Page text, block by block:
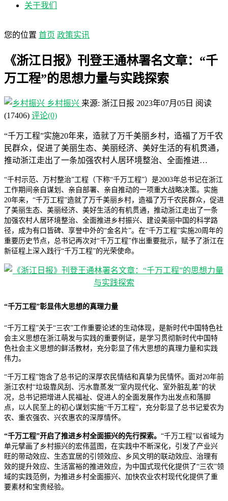
关于我们
您的位置 首页 政策实讯
《浙江日报》刊登王通林署名文章：“千
万工程”的思想力量与实践探索
乡村振兴 来源: 浙江日报 2023年07月05日 阅读
(17406) 评论(0)
“千万工程”实施20年来，造就了万千美丽乡村，造福了万千农
民群众，促进了美丽生态、美丽经济、美好生活的有机贯通，
推动浙江走出了一条加强农村人居环境整治、全面推进…
“千村示范、万村整治”工程（下称“千万工程”）是2003年总书记在浙江
工作期间亲自谋划、亲自部署、亲自推动的一项重大战略决策。实施
20年来，“千万工程”造就了万千美丽乡村，造福了万千农民群众，促进
了美丽生态、美丽经济、美好生活的有机贯通，推动浙江走出了一条
加强农村人居环境整治、全面推进乡村振兴、建设美丽中国的科学路
径，成为有口皆碑、享誉中外的“金名片”。在“千万工程”实施20周年的
重要历史节点，总书记再次对“千万工程”作出重要批示，赋予了浙江在
新征程上深入践行“千万工程”的光荣使命。
“千万工程”彰显伟大思想的真理力量
“千万工程”关于“三农”工作重要论述的生动体现，是新时代中国特色社
会主义思想在浙江萌发与实践的重要例证，是学习贯彻新时代中国特
色社会主义思想的鲜活教材，充分彰显了伟大思想的真理力量和实践
伟力。
“千万工程”饱含了总书记的深厚农民情结和真挚为民情怀。面对20年前
浙江农村“垃圾靠风刮、污水靠蒸发”“室内现代化、室外脏乱差”的状
况，总书记把增进人民福祉、促进人的全面发展作为出发点和落脚
点，以人民至上的初心谋划实施“千万工程”，充分彰显了总书记爱农为
农、重农强农、兴农惠农的深厚情怀。
“千万工程”开启了推进乡村全面振兴的先行探索。 “千万工程”以省域为
单元擘画了乡村振兴的宏伟蓝图，在实践中不断深化，引发了产业兴
旺的带动效应、生态宜居的引领效应、乡风文明的联动效应、治理有
效的提升效应、生活富裕的推进效应，为中国式现代化提供了“三农”领
域的实践范例，为推进乡村全面振兴、加快农业农村现代化提供了重
要素材和宝贵经验。